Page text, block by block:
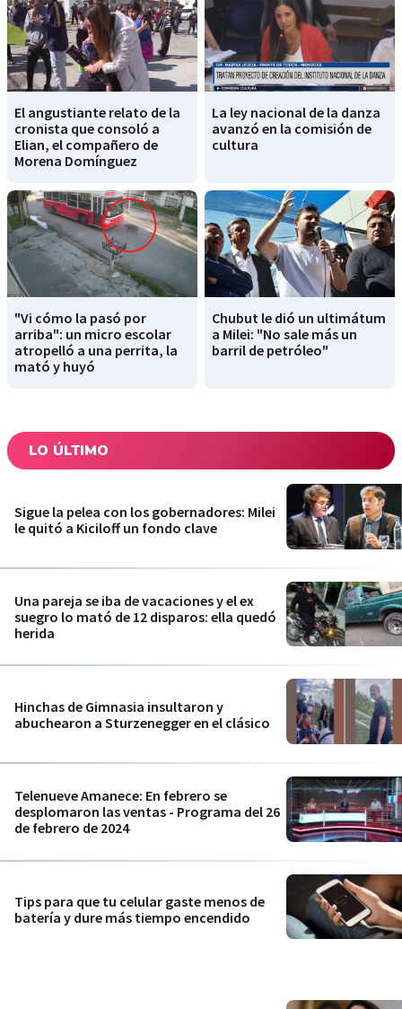
El angustiante relato de la
cronista que consoló a
Elian, el compañero de
Morena Domínguez
La ley nacional de la danza
avanzó en la comisión de
cultura
"Vi cómo la pasó por
arriba": un micro escolar
atropelló a una perrita, la
mató y huyó
Chubut le dió un ultimátum
a Milei: "No sale más un
barril de petróleo"
LO ÚLTIMO
Sigue la pelea con los gobernadores: Milei
le quitó a Kiciloff un fondo clave
Una pareja se iba de vacaciones y el ex
suegro lo mató de 12 disparos: ella quedó
herida
Hinchas de Gimnasia insultaron y
abuchearon a Sturzenegger en el clásico
Telenueve Amanece: En febrero se
desplomaron las ventas - Programa del 26
de febrero de 2024
Tips para que tu celular gaste menos de
batería y dure más tiempo encendido